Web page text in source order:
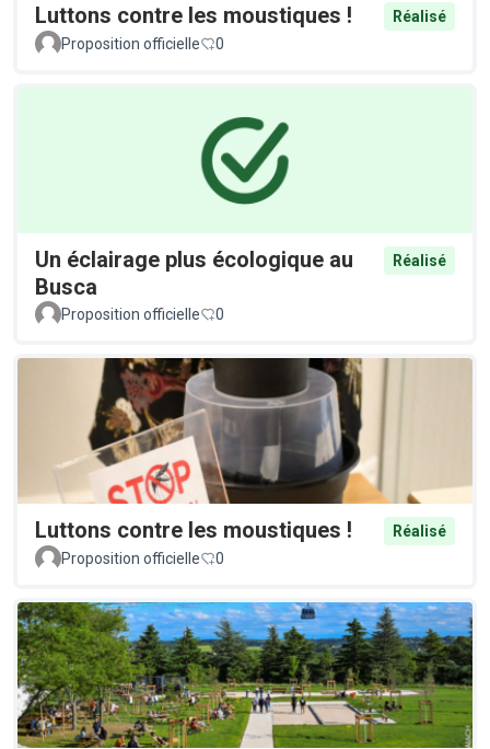
Luttons contre les moustiques !
Réalisé
Proposition officielle
0
Un éclairage plus écologique au
Busca
Réalisé
Proposition officielle 0
Luttons contre les moustiques !
Réalisé
Proposition officielle
0